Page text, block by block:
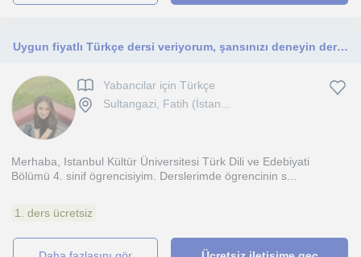
Uygun fiyatlı Türkçe dersi veriyorum, şansınızı deneyin derim
Yabancilar için Türkçe
Sultangazi, Fatih (İstan...
Merhaba, Istanbul Kültür Üniversitesi Türk Dili ve Edebiyati
Bölümü 4. sinif ögrencisiyim. Derslerimde ögrencinin s...
1. ders ücretsiz